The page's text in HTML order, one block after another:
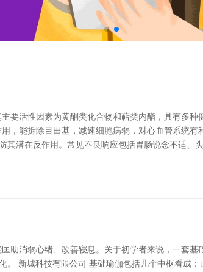
要活性因素为黄酮类化合物和萜类内酯，具有多
，能拆除目田基，减速细胞病弱，对心血管系统
潜在反作用。常见不良响应包括胃肠说念不适、
助消弱心绪、改善寝息。关于初学者来说，一套
新城科技有限公司 基础瑜伽包括几个中枢看成